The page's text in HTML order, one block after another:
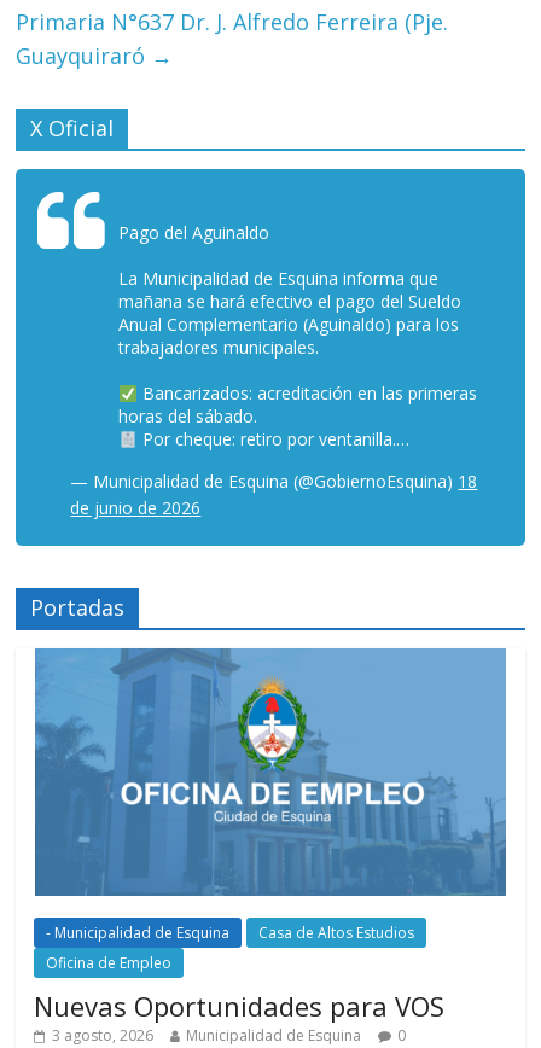
Primaria N°637 Dr. J. Alfredo Ferreira (Pje.
Guayquiraró →
X Oficial
Pago del Aguinaldo
La Municipalidad de Esquina informa que
mañana se hará efectivo el pago del Sueldo
Anual Complementario (Aguinaldo) para los
trabajadores municipales.
Bancarizados: acreditación en las primeras
horas del sábado.
Por cheque: retiro por ventanilla.…
— Municipalidad de Esquina (@GobiernoEsquina) 18
de junio de 2026
Portadas
- Municipalidad de Esquina
Casa de Altos Estudios
Oficina de Empleo
Nuevas Oportunidades para VOS
3 agosto, 2026 Municipalidad de Esquina 0